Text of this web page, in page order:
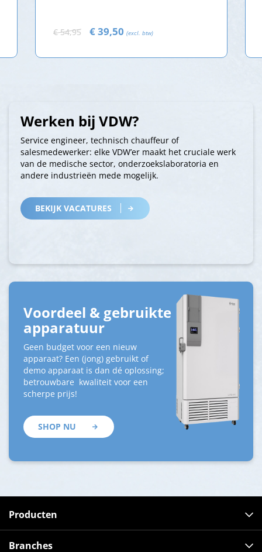
€ 54,95 € 39,50(excl. btw)
Werken bij VDW?
Service engineer, technisch chauffeur of
salesmedewerker: elke VDW’er maakt het cruciale werk
van de medische sector, onderzoekslaboratoria en
andere industrieën mede mogelijk.
BEKIJK VACATURES
Voordeel & gebruikte
apparatuur
Geen budget voor een nieuw
apparaat? Een (jong) gebruikt of
demo apparaat is dan dé oplossing;
betrouwbare kwaliteit voor een
scherpe prijs!
SHOP NU
Producten
Branches